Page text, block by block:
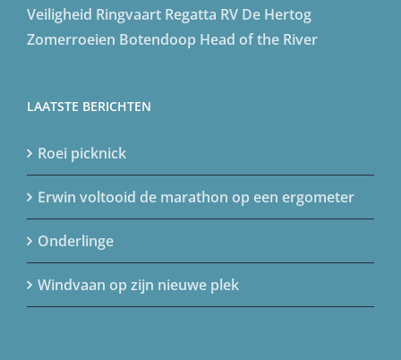
Veiligheid Ringvaart Regatta RV De Hertog
Zomerroeien Botendoop Head of the River
LAATSTE BERICHTEN
Roei picknick
Erwin voltooid de marathon op een ergometer
Onderlinge
Windvaan op zijn nieuwe plek